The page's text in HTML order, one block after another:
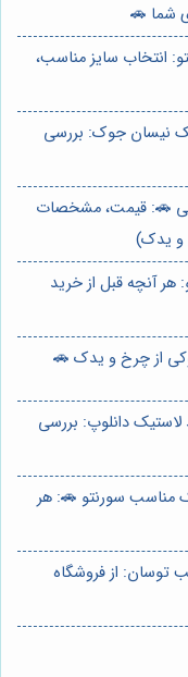
شما 🚗
انتخاب سایز مناسب،
نیسان جوک: بررسی
🚗: قیمت، مشخصات
و یدک)
هر آنچه قبل از خرید
از چرخ و یدک 🚗
لاستیک دانلوپ: بررسی
مناسب سورنتو 🚗: هر
توسان: از فروشگاه